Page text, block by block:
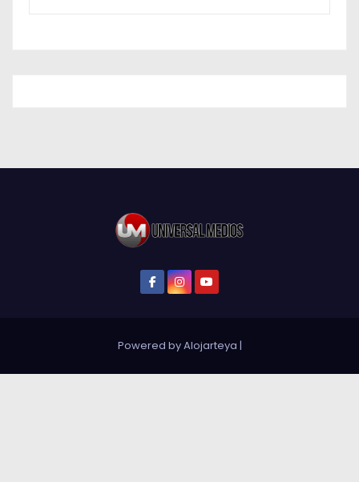
Powered by Alojarteya |